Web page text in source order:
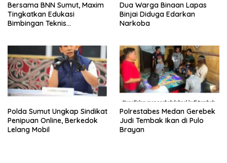
Bersama BNN Sumut, Maxim
Tingkatkan Edukasi
Bimbingan Teknis
Dua Warga Binaan Lapas
Binjai Diduga Edarkan
Narkoba
Polda Sumut Ungkap Sindikat
Penipuan Online, Berkedok
Lelang Mobil
Polrestabes Medan Gerebek
Judi Tembak Ikan di Pulo
Brayan